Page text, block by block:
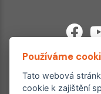
Používáme
Tato webová
cookie k zajištění